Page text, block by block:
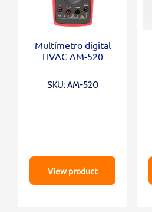
Multímetro digital
HVAC AM-520
SKU: AM-520
View product